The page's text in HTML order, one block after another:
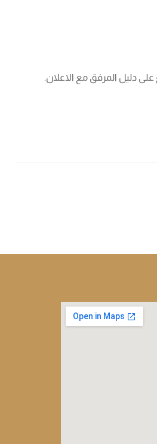
على دليل المرفق مع الاعلان.